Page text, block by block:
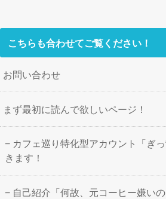
こちらも合わせてご覧ください！
お問い合わせ
まず最初に読んで欲しいページ！
カフェ巡り特化型アカウント「ぎ
きます！
自己紹介「何故、元コーヒー嫌い